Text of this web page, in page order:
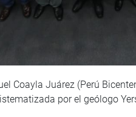
Coayla Juárez (Perú
por el geólogo